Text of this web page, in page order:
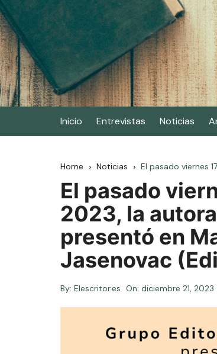
Skip
to
content
Elescritor.es
El periódico digital de los escritores
Inicio Entrevistas Noticias
Home Noticias El pasado viernes
El pasado
2023, la
presentó en
Jasenovac
By: Elescritor.es On: diciembre 21, 2023